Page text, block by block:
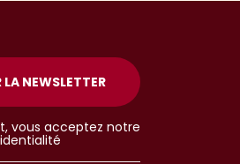
LA NEWSLETTER
vous acceptez notre